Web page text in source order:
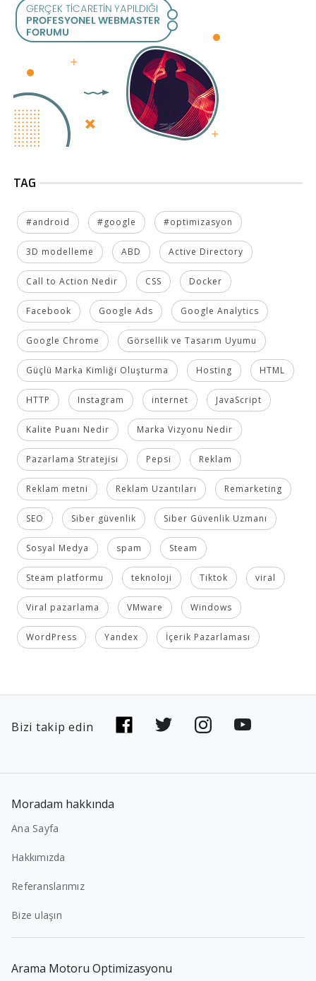
TAG
#android #google #optimizasyon
3D modelleme ABD Active Directory
Call to Action Nedir CSS Docker
Facebook Google Ads Google Analytics
Google Chrome Görsellik ve Tasarım Uyumu
Güçlü Marka Kimliği Oluşturma Hosting HTML
HTTP Instagram internet JavaScript
Kalite Puanı Nedir Marka Vizyonu Nedir
Pazarlama Stratejisi Pepsi Reklam
Reklam metni Reklam Uzantıları Remarketing
SEO Siber güvenlik Siber Güvenlik Uzmanı
Sosyal Medya spam Steam
Steam platformu teknoloji Tiktok viral
Viral pazarlama VMware Windows
WordPress Yandex İçerik Pazarlaması
Bizi takip edin
Moradam hakkında
Ana Sayfa
Hakkımızda
Referanslarımız
Bize ulaşın
Arama Motoru Optimizasyonu